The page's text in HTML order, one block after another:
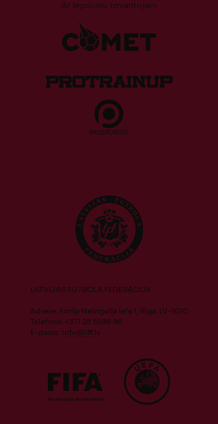
Ar lepnumu izmantojam
LATVIJAS FUTBOLA FEDERĀCIJA
Adrese: Emiļa Melngaiļa iela 1, Rīga, LV-1010
Telefons: +371 28 5598 98
E-pasts: info@lff.lv